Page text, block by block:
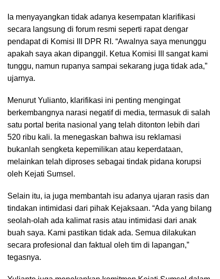
Ia menyayangkan tidak adanya kesempatan klarifikasi
secara langsung di forum resmi seperti rapat dengar
pendapat di Komisi III DPR RI. “Awalnya saya menunggu
apakah saya akan dipanggil. Ketua Komisi III sangat kami
tunggu, namun rupanya sampai sekarang juga tidak ada,”
ujarnya.
Menurut Yulianto, klarifikasi ini penting mengingat
berkembangnya narasi negatif di media, termasuk di salah
satu portal berita nasional yang telah ditonton lebih dari
520 ribu kali. Ia menegaskan bahwa isu reklamasi
bukanlah sengketa kepemilikan atau keperdataan,
melainkan telah diproses sebagai tindak pidana korupsi
oleh Kejati Sumsel.
Selain itu, ia juga membantah isu adanya ujaran rasis dan
tindakan intimidasi dari pihak Kejaksaan. “Ada yang bilang
seolah-olah ada kalimat rasis atau intimidasi dari anak
buah saya. Kami pastikan tidak ada. Semua dilakukan
secara profesional dan faktual oleh tim di lapangan,”
tegasnya.